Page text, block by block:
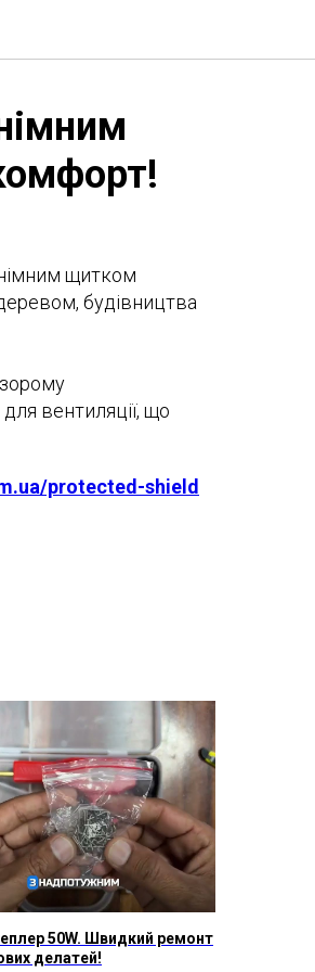
щитком
будівництва
вентиляції, що
protected-shield
50W. Швидкий ремонт
делатей!